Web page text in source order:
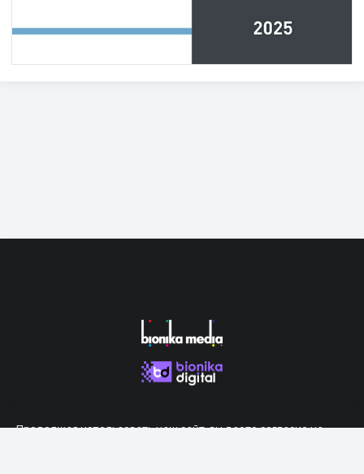
Продолжая использовать наш сайт, вы даете согласие на